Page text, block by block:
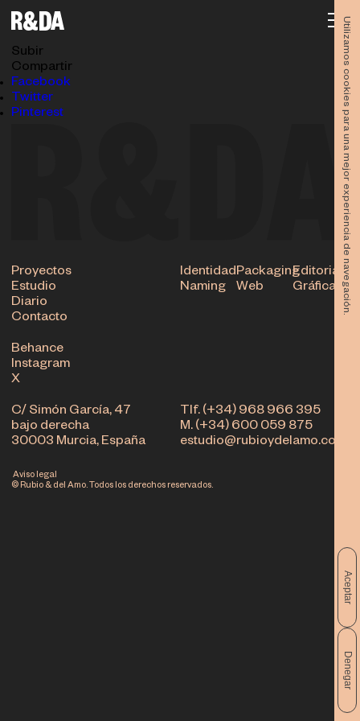
Utilizamos cookies para una mejor experiencia de navegación.
Aceptar
Denegar
mobel-estudio-rubioydelamo-11
Subir
Compartir
Facebook
Twitter
Pinterest
Tlf. (+34) 968 966 395
M. (+34) 600 059 875
estudio@rubioydelamo.com
C/ Simón García, 47
bajo derecha
30003 Murcia, España
Proyectos
Estudio
Diario
Contacto
IdentidadPackagingEditorial
Naming
Web Gráfica
Behance
Instagram
X
© Rubio & del Amo. Todos los derechos reservados.
Aviso legal